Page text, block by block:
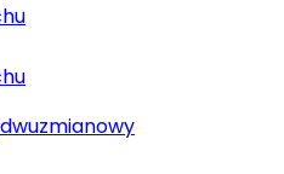
dwuzmianowy